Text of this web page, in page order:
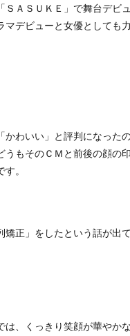
ＳＡＳＵＫＥ」で舞台デビ
マデビューと女優としても
かわいい」と評判になった
うもそのＣＭと前後の顔の
。
正」をしたという話が出て
は、くっきり笑顔が華やか